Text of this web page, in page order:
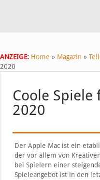
ANZEIGE: Home » Magazin »
2020
Coole Spiele
2020
Der Apple Mac ist ein
der vor allem von
bei Spielern einer
Spieleangebot ist in den